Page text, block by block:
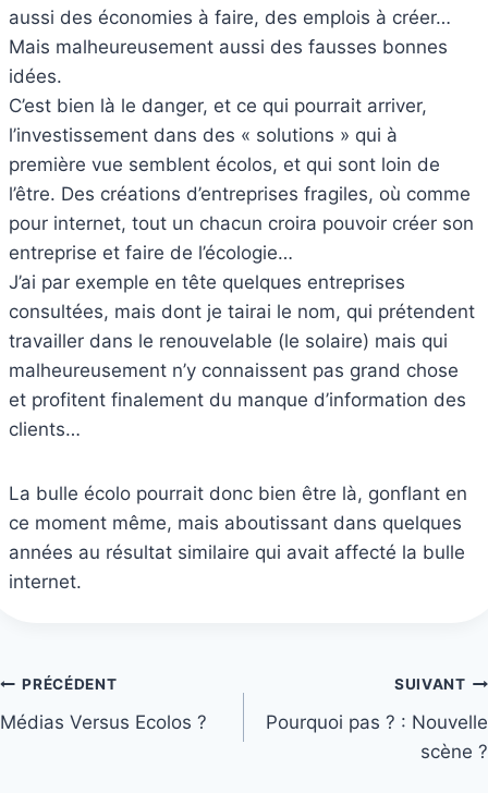
aussi des économies à faire, des emplois à créer…
Mais malheureusement aussi des fausses bonnes
idées.
C’est bien là le danger, et ce qui pourrait arriver,
l’investissement dans des « solutions » qui à
première vue semblent écolos, et qui sont loin de
l’être. Des créations d’entreprises fragiles, où comme
pour internet, tout un chacun croira pouvoir créer son
entreprise et faire de l’écologie…
J’ai par exemple en tête quelques entreprises
consultées, mais dont je tairai le nom, qui prétendent
travailler dans le renouvelable (le solaire) mais qui
malheureusement n’y connaissent pas grand chose
et profitent finalement du manque d’information des
clients…
La bulle écolo pourrait donc bien être là, gonflant en
ce moment même, mais aboutissant dans quelques
années au résultat similaire qui avait affecté la bulle
internet.
Navigation
de
PRÉCÉDENT
Médias Versus Ecolos ?
SUIVANT
Pourquoi pas ? : Nouvelle
scène ?